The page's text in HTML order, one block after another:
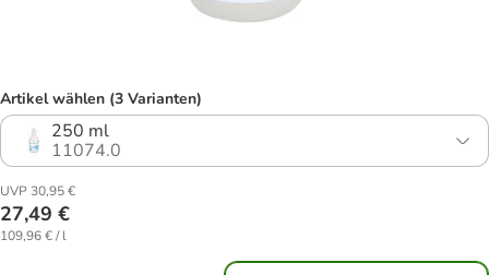
Artikel wählen (3 Varianten)
250 ml
11074.0
UVP 30,95 €
27,49 €
109,96 € / l